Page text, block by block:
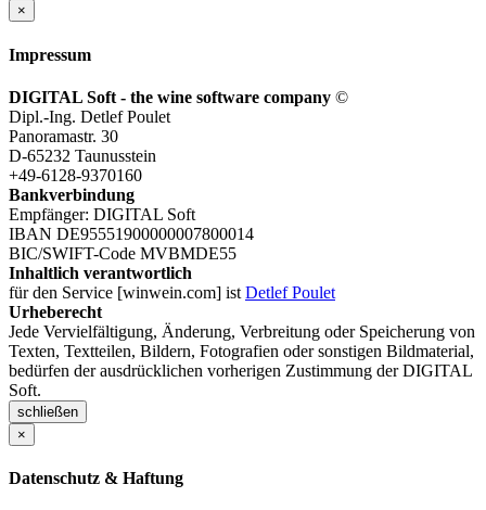
×
Impressum
DIGITAL Soft - the wine software company ©
Dipl.-Ing. Detlef Poulet
Panoramastr. 30
D-65232 Taunusstein
+49-6128-9370160
Bankverbindung
Empfänger: DIGITAL Soft
IBAN DE95551900000007800014
BIC/SWIFT-Code MVBMDE55
Inhaltlich verantwortlich
für den Service [winwein.com] ist Detlef Poulet
Urheberecht
Jede Vervielfältigung, Änderung, Verbreitung oder Speicherung von
Texten, Textteilen, Bildern, Fotografien oder sonstigen Bildmaterial,
bedürfen der ausdrücklichen vorherigen Zustimmung der DIGITAL
Soft.
schließen
×
Datenschutz & Haftung